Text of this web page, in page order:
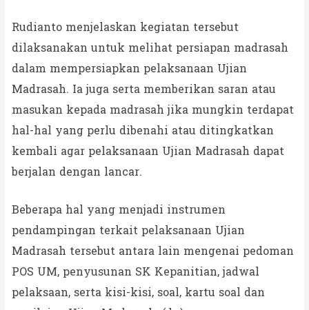
Rudianto menjelaskan kegiatan tersebut
dilaksanakan untuk melihat persiapan madrasah
dalam mempersiapkan pelaksanaan Ujian
Madrasah. Ia juga serta memberikan saran atau
masukan kepada madrasah jika mungkin terdapat
hal-hal yang perlu dibenahi atau ditingkatkan
kembali agar pelaksanaan Ujian Madrasah dapat
berjalan dengan lancar.
Beberapa hal yang menjadi instrumen
pendampingan terkait pelaksanaan Ujian
Madrasah tersebut antara lain mengenai pedoman
POS UM, penyusunan SK Kepanitian, jadwal
pelaksaan, serta kisi-kisi, soal, kartu soal dan